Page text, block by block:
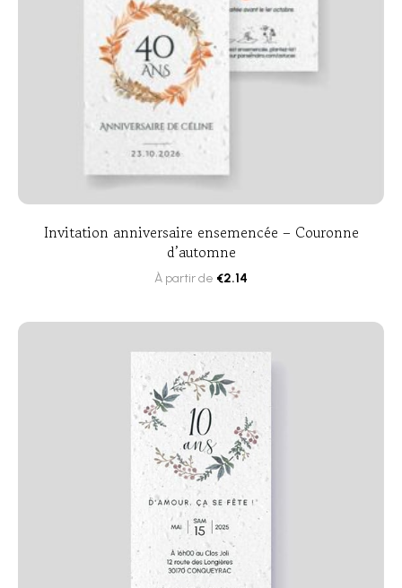
Invitation anniversaire ensemencée – Couronne
d’automne
À partir de €2.14